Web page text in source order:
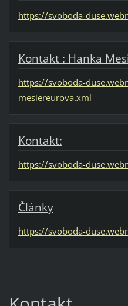
https://svoboda-
Kontakt : Hanka
https://svoboda-
mesiereurova.xml
Kontakt:
https://svoboda-
Články
https://svoboda-